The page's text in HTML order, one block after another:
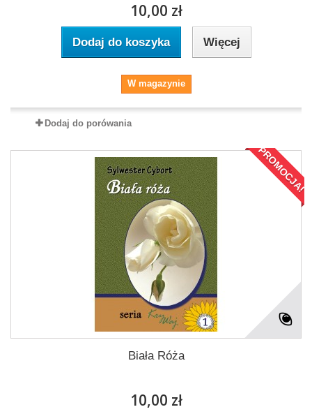
10,00 zł
Dodaj do koszyka Więcej
W magazynie
Dodaj do porówania
PROMOCJA!
Biała Róża
10,00 zł